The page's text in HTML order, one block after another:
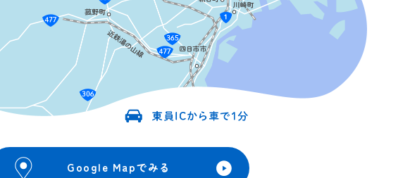
Google Mapでみる